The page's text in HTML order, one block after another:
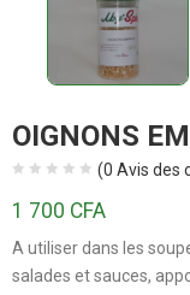
OIGNONS
(0 Avis des
1 700 CFA
A utiliser dans les
salades et sauces,